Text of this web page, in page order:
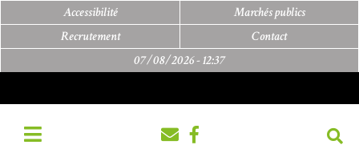
Accessibilité
Marchés publics
Recrutement
Contact
07/08/2026 -12:37